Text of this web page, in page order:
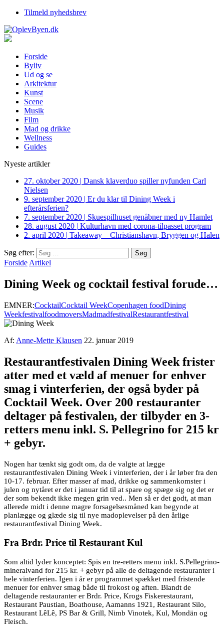
Tilmeld nyhedsbrev
Forside
Byliv
Ud og se
Arkitektur
Kunst
Scene
Musik
Film
Mad og drikke
Wellness
Guides
Nyeste artikler
27. oktober 2020 | Dansk klaverduo spiller nyfunden Carl
Nielsen
9. september 2020 | Er du klar til Dining Week i
efterårsferien?
7. september 2020 | Skuespilhuset genåbner med ny Hamlet
28. august 2020 | Kulturhavn med corona-tilpasset program
2. april 2020 | Takeaway – Christianshavn, Bryggen og Halen
Søg efter:
Forside Artikel
Dining Week og cocktail festival forude…
EMNER:CocktailCocktail WeekCopenhagen foodDining
WeekfestivalfoodmoversMadmadfestivalRestaurantfestival
Af: Anne-Mette Klausen 22. januar 2019
Restaurantfestivalen Dining Week frister
atter med et væld af menuer for enhver
smag i vinterferien, der også byder på
Cocktail Week. Over 200 restauranter
deltager på festivalen, der tilbyder en 3-
retters menu inkl. S. Pellegrino for 215 kr
+ gebyr.
Nogen har tænkt sig godt om, da de valgte at lægge
restaurantfestivalen Dining Week i vinterferien, der i år løber fra den
10-17. februar. Efter masser af mad, drikke og sammenkomster i
julen og nytåret er det i januar tid til at spare og spæge sig og det er
der som bekendt ikke megen grin ved.. Men så er det godt, at man
allerede midt i denne magre forsagelsesmåned kan begynde at
planlægge og glæde sig til nye madoplevelser på den årlige
restaurantfestival Dining Week.
Fra Brdr. Price til Restaurant Kul
Som altid lyder konceptet: Spis en tre-retters menu inkl. S.Pellegrino-
mineralvand for 215 kr. + gebyr på alle de deltagende restauranter i
hele vinterferien. Igen i år er programmet spækket med fristende
menuer for enhver smag både til frokost og aften. Blandt de
deltagende restauranter er Brdr. Price, Krogs Fiskerestaurant,
Restaurant Paustian, Boathouse, Aamanns 1921, Restaurant Silo,
Restaurant LêLê, PS Bar & Grill, Nimb Vinotek, Kul, Mondän og
Fleisch.